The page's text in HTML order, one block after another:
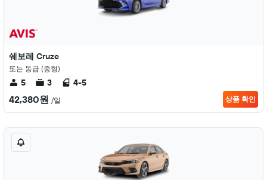
쉐보레 Cruze
또는 동급 (중형)
5 3 4-5
42,380원 /일 상품 확인